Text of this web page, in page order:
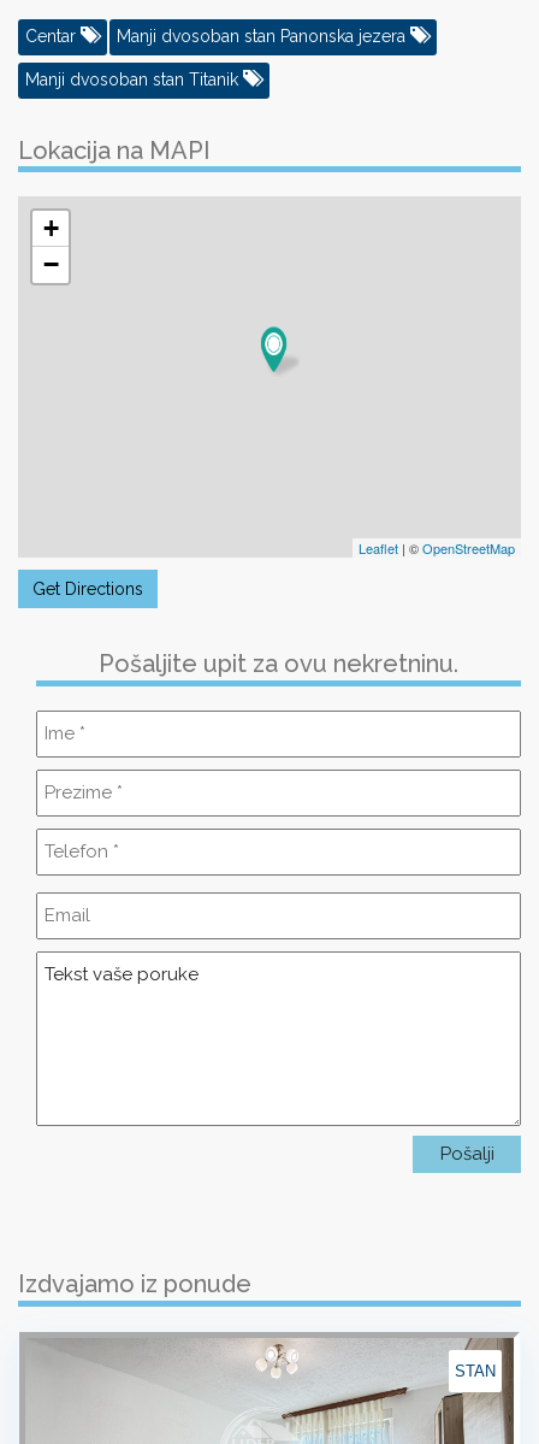
Centar Manji dvosoban stan Panonska jezera
Manji dvosoban stan Titanik
Lokacija na MAPI
+
−
Leaflet | ©OpenStreetMap
Get Directions
Pošaljite upit za ovu nekretninu.
Izdvajamo iz ponude
STAN